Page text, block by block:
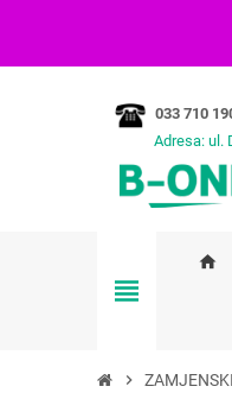
033 710
Adresa: ul.
view_headline
home
chevron_right